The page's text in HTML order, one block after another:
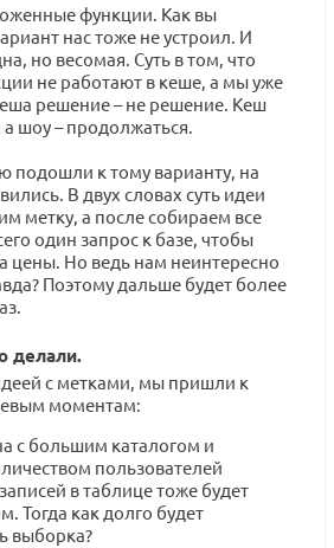
функции. Как вы
нас тоже не устроил. И
но весомая. Суть в том, что
не работают в кеше, а мы уже
решение – не решение. Кеш
шоу – продолжаться.
подошли к тому варианту, на
В двух словах суть идеи
метку, а после собираем все
один запрос к базе, чтобы
цены. Но ведь нам неинтересно
Поэтому дальше будет более
делали.
с метками, мы пришли к
моментам:
с большим каталогом и
пользователей
в таблице тоже будет
Тогда как долго будет
выборка?